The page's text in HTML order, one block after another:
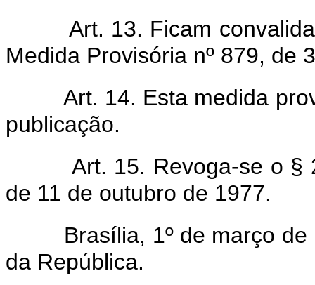
Art. 13. Ficam
Medida Provisória nº 879, de
Art. 14. Esta medida
publicação.
Art. 15. Revoga-se o §
de 11 de outubro de 1977.
Brasília, 1º de março
da República.